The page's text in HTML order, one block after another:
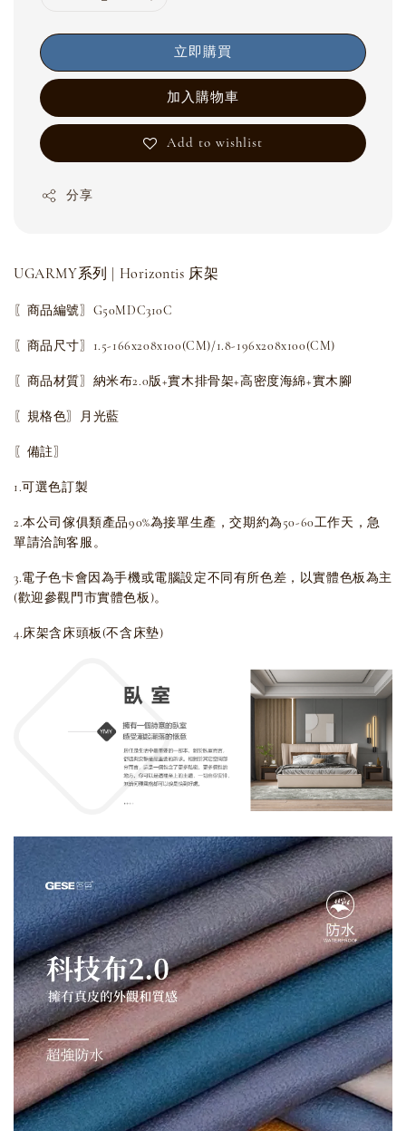
立即購買
加入購物車
Add to wishlist
分享
UGARMY系列 | Horizontis 床架
〖商品編號〗G50MDC310C
〖商品尺寸〗1.5-166x208x100(CM)/1.8-196x208x100(CM)
〖商品材質〗納米布2.0版+實木排骨架+高密度海綿+實木腳
〖規格色〗月光藍
〖備註〗
1.可選色訂製
2.本公司傢俱類產品90%為接單生產，交期約為50-60工作天，急
單請洽詢客服。
3.電子色卡會因為手機或電腦設定不同有所色差，以實體色板為主
(歡迎參觀門市實體色板)。
4.床架含床頭板(不含床墊)